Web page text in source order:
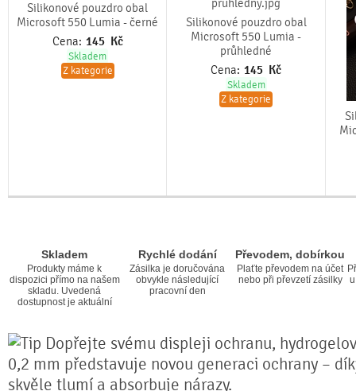
Silikonové pouzdro obal
Microsoft 550 Lumia - černé
Cena: 145 Kč
Skladem
Z kategorie
Silikonové pouzdro obal
Microsoft 550 Lumia -
průhledné
Cena: 145 Kč
Skladem
Z kategorie
Skladem
Produkty máme k
dispozici přímo na našem
skladu. Uvedená
dostupnost je aktuální
Rychlé dodání
Zásilka je doručována
obvykle následující
pracovní den
Převodem, dobírkou
Plaťte převodem na účet
nebo při převzetí zásilky
Dopřejte svému displeji ochranu,
0,2 mm představuje novou generaci ochrany –
skvěle tlumí a absorbuje nárazy.